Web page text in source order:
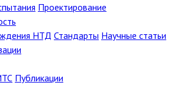
Проектирование
НТД Стандарты Научные статьи
Публикации